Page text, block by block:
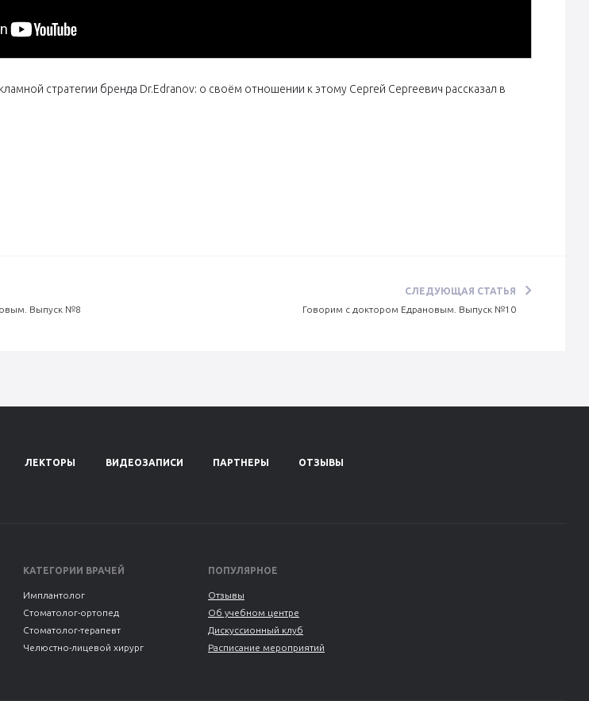
стратегии бренда Dr.Edranov: о своём отношении к этому Сергей Сергеевич рассказал в
Выпуск №8
СЛЕДУЮЩАЯ СТАТЬЯ
Говорим с доктором Едрановым. Выпуск №10
ЛЕКТОРЫ ВИДЕОЗАПИСИ ПАРТНЕРЫ
ОТЗЫВЫ
КАТЕГОРИИ ВРАЧЕЙ
Имплантолог
Стоматолог-ортопед
Стоматолог-терапевт
Челюстно-лицевой хирург
ПОПУЛЯРНОЕ
Отзывы
Об учебном центре
Дискуссионный клуб
Расписание мероприятий